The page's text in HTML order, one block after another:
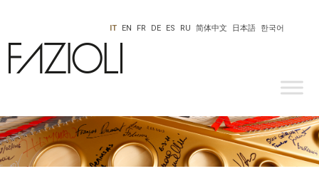
한국어
日本語
IT EN FR DE ES RU 简体中文